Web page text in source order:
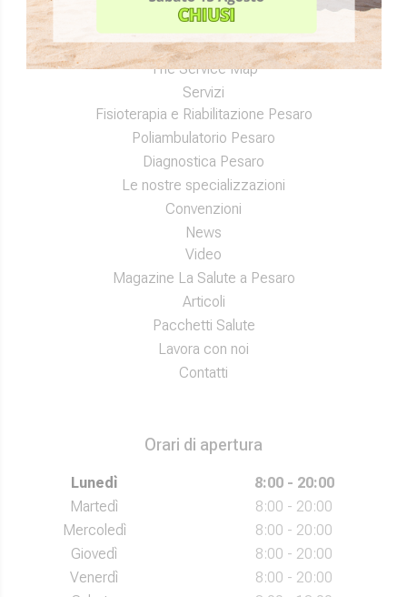
Staff
Carta dei Servizi
The Service Map
Servizi
Fisioterapia e Riabilitazione Pesaro
Poliambulatorio Pesaro
Diagnostica Pesaro
Le nostre specializzazioni
Convenzioni
News
Video
Magazine La Salute a Pesaro
Articoli
Pacchetti Salute
Lavora con noi
Contatti
Orari di apertura
Lunedì
8:00 - 20:00
Martedì
8:00 - 20:00
Mercoledì
8:00 - 20:00
Giovedì
8:00 - 20:00
Venerdì
8:00 - 20:00